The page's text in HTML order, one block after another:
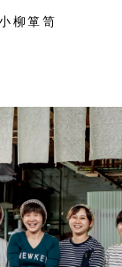
柳箪笥